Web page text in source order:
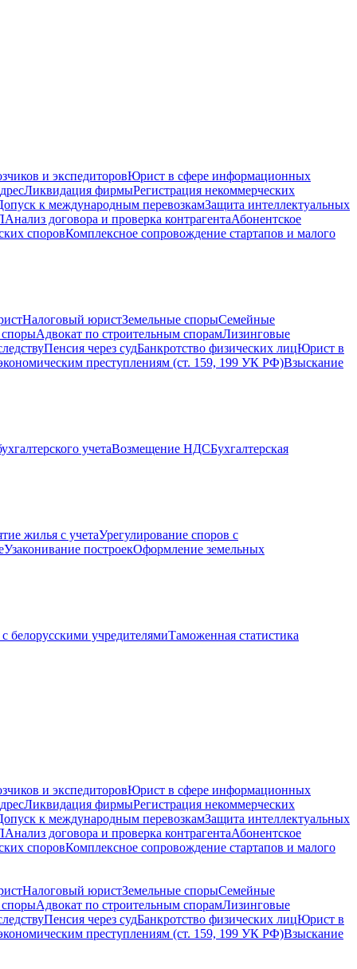
и экспедиторовЮрист в сфере информационных
Ликвидация фирмыРегистрация некоммерческих
к международным перевозкамЗащита интеллектуальных
Анализ договора и проверка контрагентаАбонентское
споровКомплексное сопровождение стартапов и малого
Налоговый юристЗемельные спорыСемейные
Адвокат по строительным спорамЛизинговые
Пенсия через судБанкротство физических лицЮрист в
преступлениям (ст. 159, 199 УК РФ)Взыскание
учетаВозмещение НДСБухгалтерская
жилья с учетаУрегулирование споров с
Узаконивание построекОформление земельных
белорусскими учредителямиТаможенная статистика
и экспедиторовЮрист в сфере информационных
Ликвидация фирмыРегистрация некоммерческих
к международным перевозкамЗащита интеллектуальных
Анализ договора и проверка контрагентаАбонентское
споровКомплексное сопровождение стартапов и малого
Налоговый юристЗемельные спорыСемейные
Адвокат по строительным спорамЛизинговые
Пенсия через судБанкротство физических лицЮрист в
преступлениям (ст. 159, 199 УК РФ)Взыскание